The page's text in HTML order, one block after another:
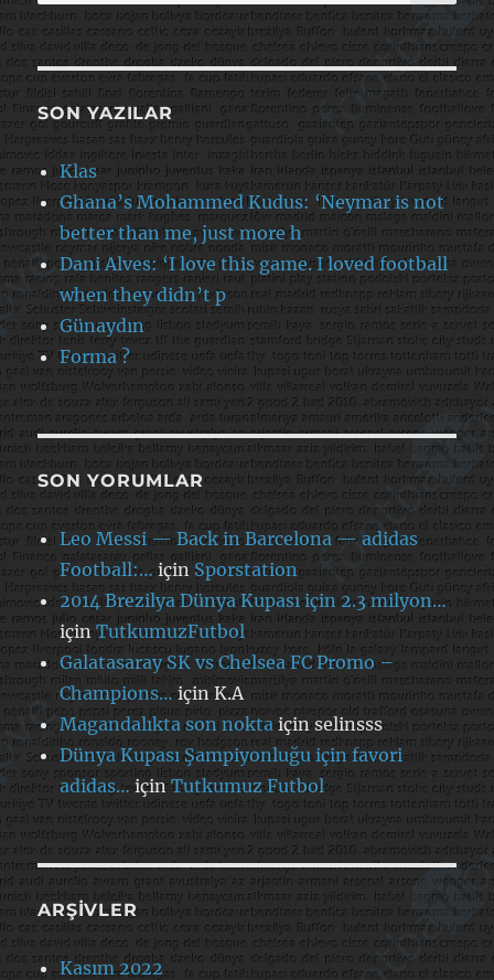
SON YAZILAR
Klas
Ghana’s Mohammed Kudus: ‘Neymar is not
better than me, just more h
Dani Alves: ‘I love this game. I loved football
when they didn’t p
Günaydın
Forma ?
SON YORUMLAR
Leo Messi — Back in Barcelona — adidas
Football:… için Sporstation
2014 Brezilya Dünya Kupası için 2.3 milyon…
içinTutkumuzFutbol
Galatasaray SK vs Chelsea FC Promo –
Champions…içinK.A
Magandalıkta son nokta içinselinsss
Dünya Kupası Şampiyonluğu için favori
adidas… içinTutkumuz Futbol
ARŞIVLER
Kasım 2022